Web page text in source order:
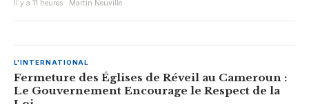
Il y a 11 heures · Martin Neuville
L'INTERNATIONAL
Fermeture des Églises de Réveil au Cameroun :
Le Gouvernement Encourage le Respect de la